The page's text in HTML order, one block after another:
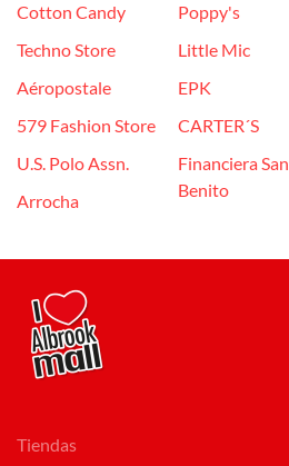
Cotton Candy
Techno Store
Aéropostale
579 Fashion Store
U.S. Polo Assn.
Arrocha
Poppy's
Little Mic
EPK
CARTER´S
Financiera San
Benito
Tiendas